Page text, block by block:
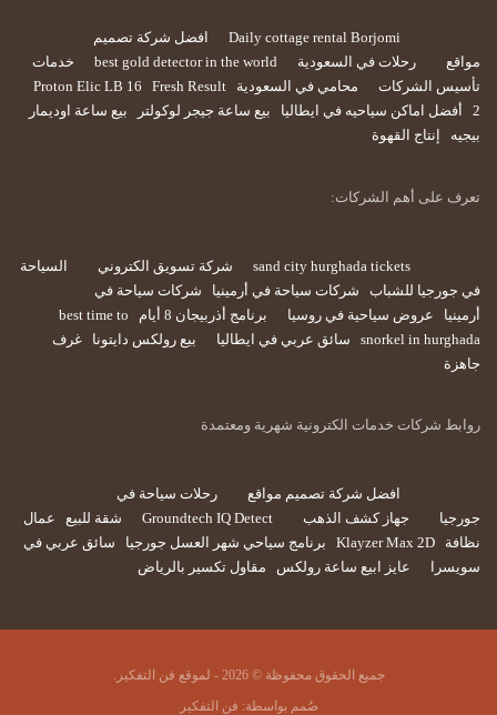
Daily cottage rental Borjomi
افضل شركة تصميم
مواقع
رحلات في السعودية best gold detector in the world
خدمات
تأسيس الشركات
محامي في السعودية Proton Elic LB 16
Fresh Result
2
أفضل اماكن سياحيه في ايطاليا بيع ساعة جيجر لوكولتر
بيع ساعة اوديمار
بيجيه
إنتاج القهوة
تعرف على أهم الشركات:
sand city hurghada tickets شركة تسويق الكتروني
السياحة
في جورجيا للشباب
شركات سياحة في أرمينيا
شركات سياحة في
أرمينيا
عروض سياحية في روسيا برنامج أذربيجان 8 أيام
best time to
snorkel in hurghada
سائق عربي في ايطاليا بيع رولكس دايتونا
غرف
جاهزة
روابط شركات خدمات الكترونية شهرية ومعتمدة
افضل شركة تصميم مواقع
رحلات سياحة في
جورجيا
جهاز كشف الذهب Groundtech IQ Detect شقة للبيع
عمال
نظافة
Klayzer Max 2D برنامج سياحي شهر العسل جورجيا
سائق عربي في
سويسرا
عايز ابيع ساعة رولكس مقاول تكسير بالرياض
جميع الحقوق محفوظة © 2026 - لموقع فن التفكير.
صُمم بواسطة: فن التفكير